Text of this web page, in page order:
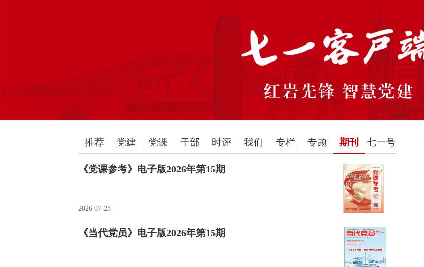
推荐 党建 党课 干部 时评 我们 专栏 专题 期刊 七一号
《党课参考》电子版2026年第15期
2026-07-28
《当代党员》电子版2026年第15期